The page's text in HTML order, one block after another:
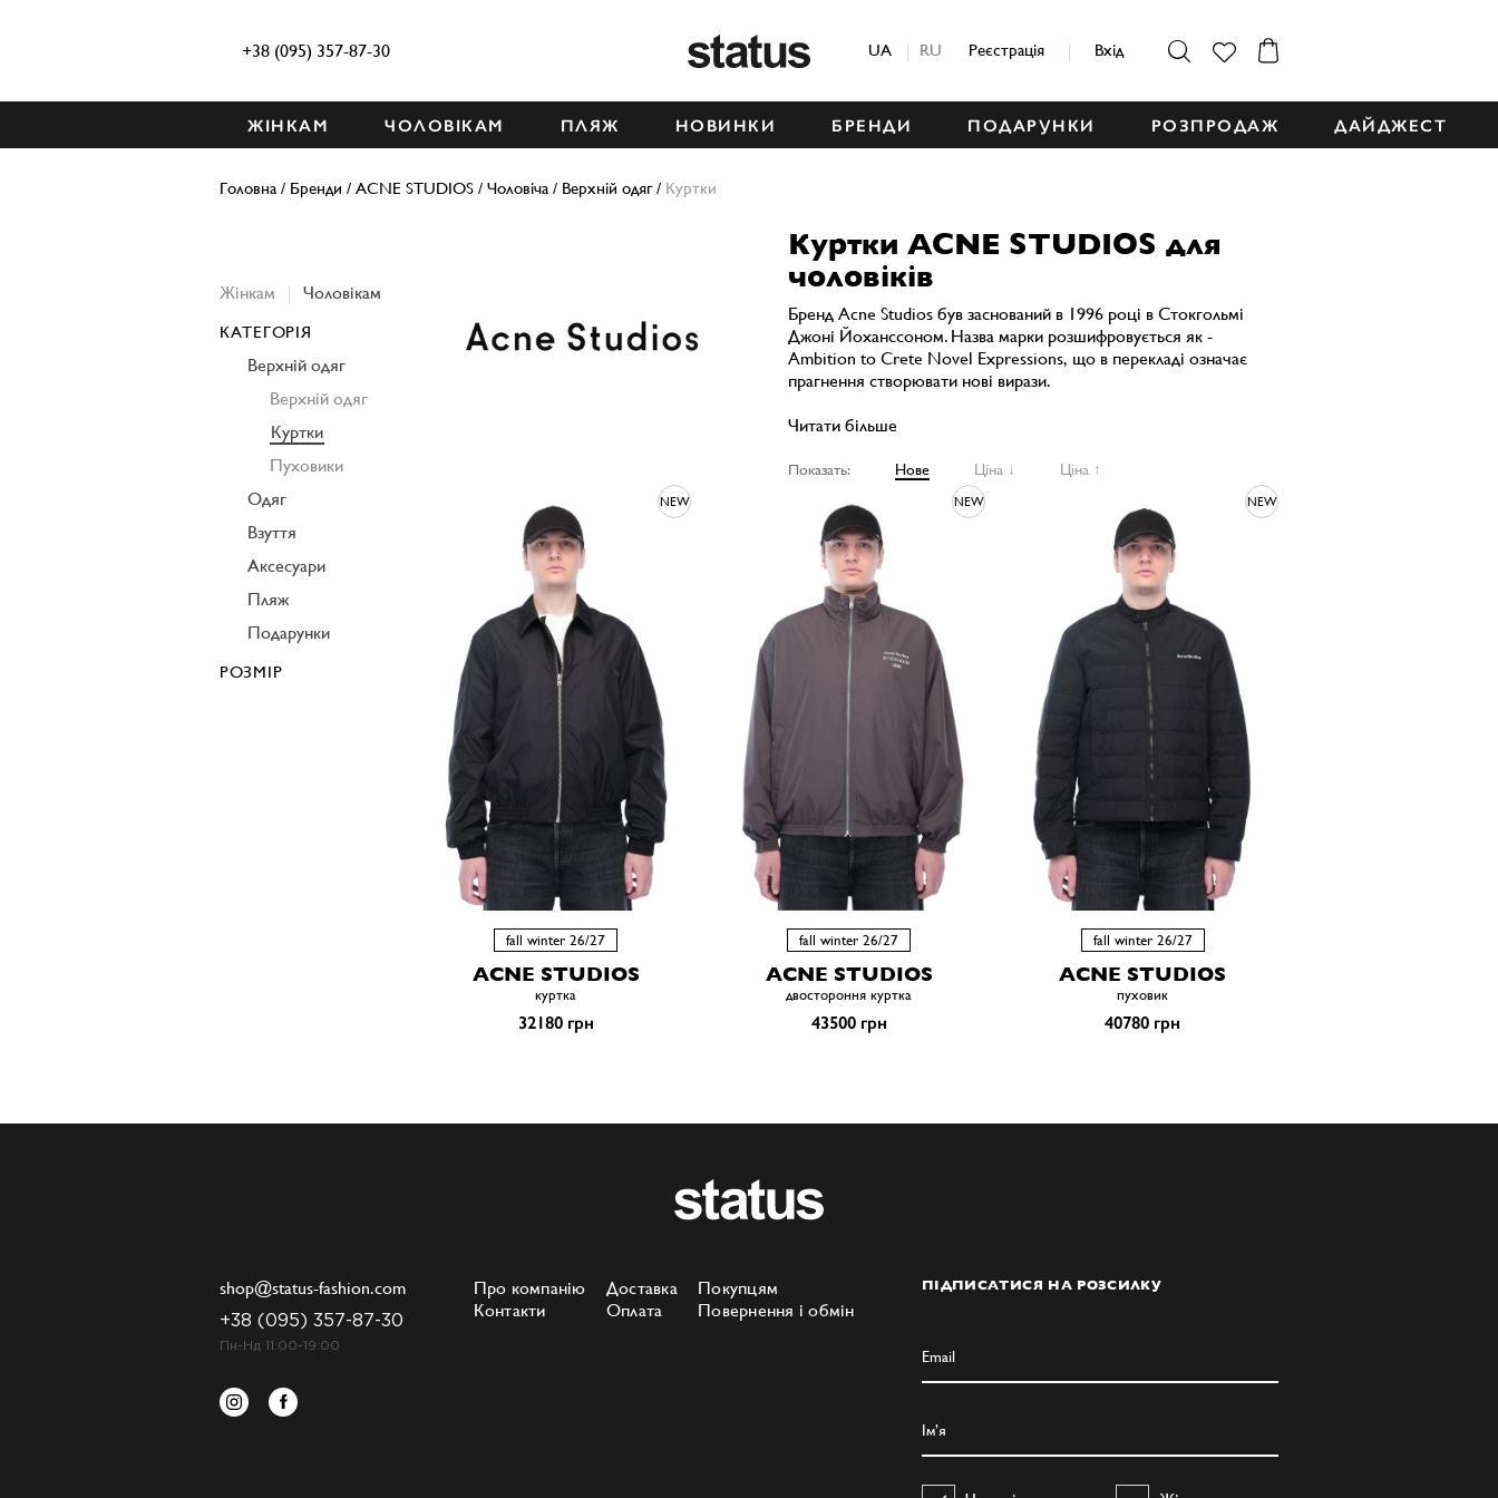
+38 (095) 357-87-30 UA RU Реєстрація Вхід
ЖІНКАМ ЧОЛОВІКАМ ПЛЯЖ НОВИНКИ БРЕНДИ ПОДАРУНКИ РОЗПРОДАЖ ДАЙДЖЕСТ
Головна / Бренди / ACNE STUDIOS / Чоловіча / Верхній одяг/ Куртки
Куртки ACNE STUDIOS для
чоловіків
Бренд Acne Studios був заснований в 1996 році в Стокгольмі
Джоні Йоханссоном. Назва марки розшифровується як -
Ambition to Crete Novel Expressions, що в перекладі означає
прагнення створювати нові вирази.
Читати більше
Показать: Нове Ціна ↓ Ціна ↑
NEW
fall winter 26/27
ACNE STUDIOS
куртка
32180 грн
NEW
fall winter 26/27
ACNE STUDIOS
двостороння куртка
43500 грн
NEW
fall winter 26/27
ACNE STUDIOS
пуховик
40780 грн
Жінкам Чоловікам
КАТЕГОРІЯ
Верхній одяг
Верхній одяг
Куртки
Пуховики
Одяг
Взуття
Аксесуари
Пляж
Подарунки
РОЗМІР
ПІДПИСАТИСЯ НА РОЗСИЛКУ
Про компанію
Контакти
Доставка
Оплата
Покупцям
Повернення і обмін
shop@status-fashion.com
+38 (095) 357-87-30
Пн-Нд 11:00-19:00